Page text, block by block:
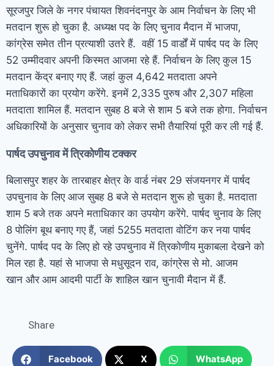
सूरजपुर जिले के नगर पंचायत शिवनंदनपुर के आम निर्वाचन के लिए भी
मतदान शुरू हो चुका है. अध्यक्ष पद के लिए चुनाव मैदान में भाजपा,
कांग्रेस समेत तीन प्रत्याशी उतरे हैं. वहीं 15 वार्डों में पार्षद पद के लिए
52 उम्मीदवार अपनी किस्मत आजमा रहे हैं. निर्वाचन के लिए कुल 15
मतदान केंद्र बनाए गए हैं. जहां कुल 4,642 मतदाता अपने
मताधिकारों का प्रयोग करेंगे. इनमें 2,335 पुरुष और 2,307 महिला
मतदाता शामिल हैं. मतदान सुबह 8 बजे से शाम 5 बजे तक होगा. निर्वाचन
अधिकारियों के अनुसार चुनाव को लेकर सभी तैयारियां पूरी कर ली गई हैं.
पार्षद उपचुनाव में त्रिकोणीय टक्कर
बिलासपुर शहर के तारबाहर क्षेत्र के वार्ड नंबर 29 संजयनगर में पार्षद
उपचुनाव के लिए आज सुबह 8 बजे से मतदान शुरू हो चुका है. मतदाता
शाम 5 बजे तक अपने मताधिकार का उपयोग करेंगे. पार्षद चुनाव के लिए
8 पोलिंग बूथ बनाए गए हैं, जहां 5255 मतदाता वोटिंग कर नया पार्षद
चुनेंगे. पार्षद पद के लिए हो रहे उपचुनाव में त्रिकोणीय मुकाबला देखने को
मिल रहा है. यहां से भाजपा से मधुसूदन राव, कांग्रेस से मो. आजम
खान और आम आदमी पार्टी के शाहिल खान चुनावी मैदान में हैं.
Share
Facebook X WhatsApp